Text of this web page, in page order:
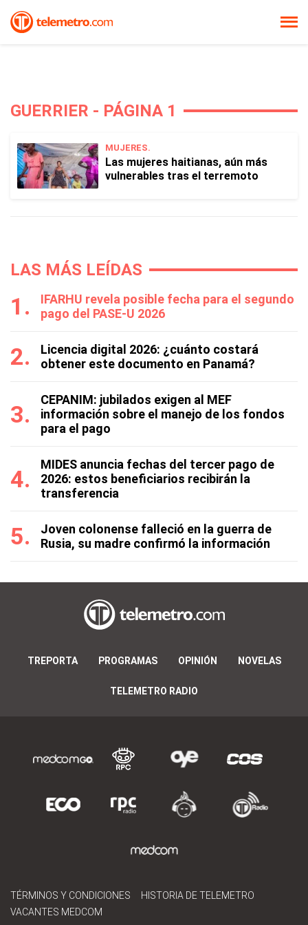
GUERRIER - PÁGINA 1
MUJERES.
Las mujeres haitianas, aún más
vulnerables tras el terremoto
LAS MÁS LEÍDAS
IFARHU revela posible fecha para el segundo
pago del PASE-U 2026
Licencia digital 2026: ¿cuánto costará
obtener este documento en Panamá?
CEPANIM: jubilados exigen al MEF
información sobre el manejo de los fondos
para el pago
MIDES anuncia fechas del tercer pago de
2026: estos beneficiarios recibirán la
transferencia
Joven colonense falleció en la guerra de
Rusia, su madre confirmó la información
TREPORTA PROGRAMAS OPINIÓN NOVELAS
TELEMETRO RADIO
TÉRMINOS Y CONDICIONES
HISTORIA DE TELEMETRO
VACANTES MEDCOM